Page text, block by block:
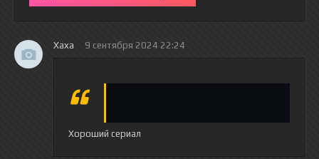
Хаха 9 сентября 2024 22:24
Хороший сериал